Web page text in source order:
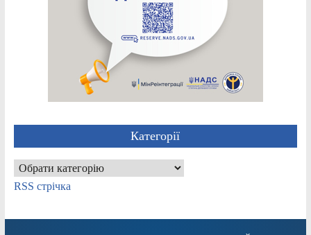
Категорії
Категорії
RSS стрічка